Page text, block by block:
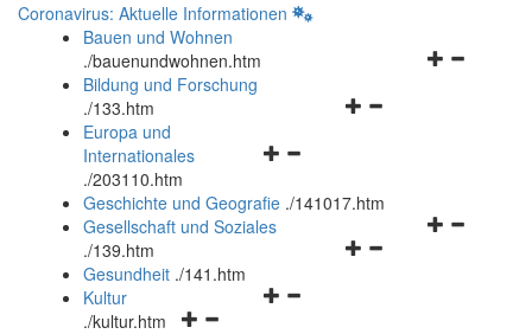
Coronavirus: Aktuelle Informationen
Bauen und Wohnen
./bauenundwohnen.htm
Navigationsmenü
Bildung und Forschung
./133.htm
Navigationsmenü
und
schließen
Europa und
Internationales
./203110.htm
Geschichte und Geografie ./141017.htm
Navigationsmenü
Gesellschaft und Soziales
./139.htm
Navigationsmenü
Gesundheit ./141.htm
Navigationsmenü
Kultur
./kultur.htm